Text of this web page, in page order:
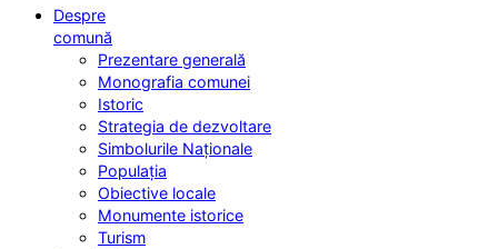
Despre
comună
Prezentare generală
Monografia comunei
Istoric
Strategia de dezvoltare
Simbolurile Naționale
Populația
Obiective locale
Monumente istorice
Turism